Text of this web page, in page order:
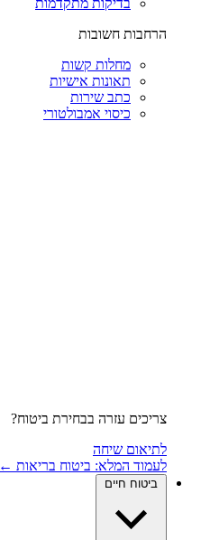
בדיקות מתקדמות
הרחבות חשובות
מחלות קשות
תאונות אישיות
כתב שירות
כיסוי אמבולטורי
צריכים עזרה בבחירת ביטוח?
לתיאום שיחה
לעמוד המלא: ביטוח בריאות ←
ביטוח חיים